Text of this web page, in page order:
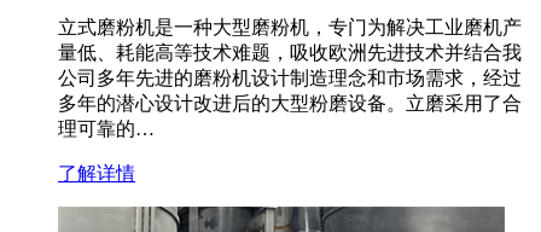
立式磨粉机是一种大型磨粉机，专门为解决工业磨机产
量低、耗能高等技术难题，吸收欧洲先进技术并结合我
公司多年先进的磨粉机设计制造理念和市场需求，经过
多年的潜心设计改进后的大型粉磨设备。立磨采用了合
理可靠的…
了解详情